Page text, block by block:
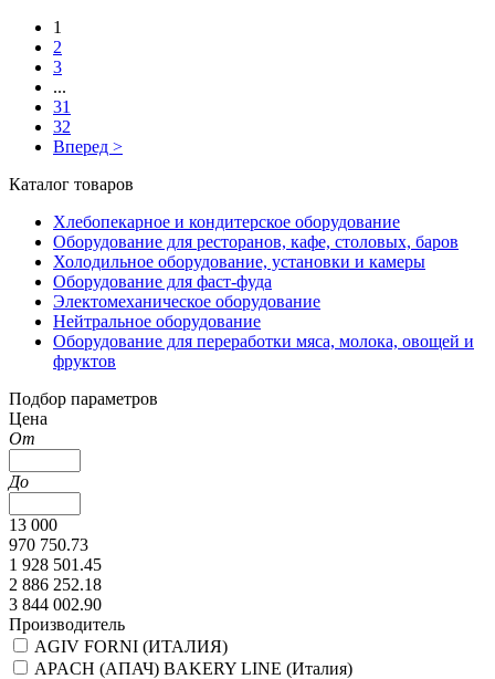
1
2
3
...
31
32
Вперед >
Каталог товаров
Хлебопекарное и кондитерское оборудование
Оборудование для ресторанов, кафе, столовых, баров
Холодильное оборудование, установки и камеры
Оборудование для фаст-фуда
Электомеханическое оборудование
Нейтральное оборудование
Оборудование для переработки мяса, молока, овощей и
фруктов
Подбор параметров
Цена
От
До
13 000
970 750.73
1 928 501.45
2 886 252.18
3 844 002.90
Производитель
AGIV FORNI (ИТАЛИЯ)
APACH (АПАЧ) BAKERY LINE (Италия)